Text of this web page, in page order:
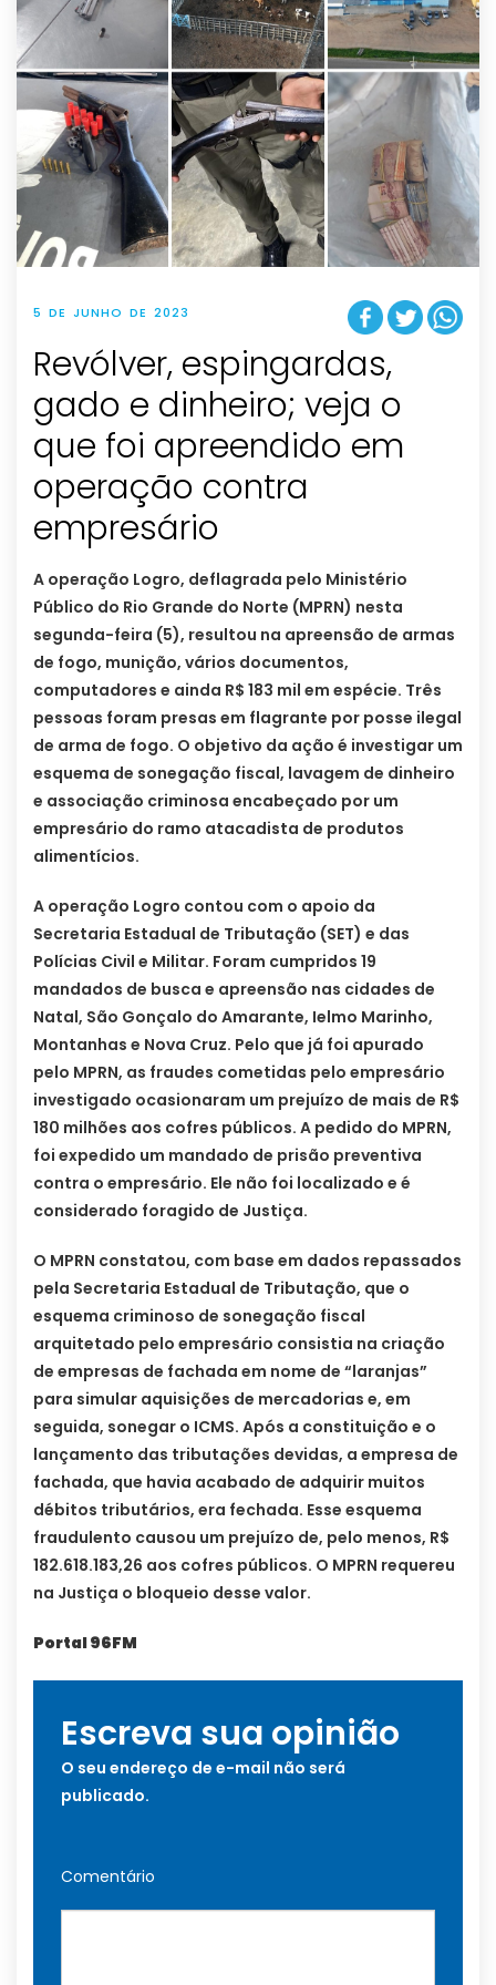
5 DE JUNHO DE 2023
Revólver, espingardas,
gado e dinheiro; veja o
que foi apreendido em
operação contra
empresário
A operação Logro, deflagrada pelo Ministério
Público do Rio Grande do Norte (MPRN) nesta
segunda-feira (5), resultou na apreensão de armas
de fogo, munição, vários documentos,
computadores e ainda R$ 183 mil em espécie. Três
pessoas foram presas em flagrante por posse ilegal
de arma de fogo. O objetivo da ação é investigar um
esquema de sonegação fiscal, lavagem de dinheiro
e associação criminosa encabeçado por um
empresário do ramo atacadista de produtos
alimentícios.
A operação Logro contou com o apoio da
Secretaria Estadual de Tributação (SET) e das
Polícias Civil e Militar. Foram cumpridos 19
mandados de busca e apreensão nas cidades de
Natal, São Gonçalo do Amarante, Ielmo Marinho,
Montanhas e Nova Cruz. Pelo que já foi apurado
pelo MPRN, as fraudes cometidas pelo empresário
investigado ocasionaram um prejuízo de mais de R$
180 milhões aos cofres públicos. A pedido do MPRN,
foi expedido um mandado de prisão preventiva
contra o empresário. Ele não foi localizado e é
considerado foragido de Justiça.
O MPRN constatou, com base em dados repassados
pela Secretaria Estadual de Tributação, que o
esquema criminoso de sonegação fiscal
arquitetado pelo empresário consistia na criação
de empresas de fachada em nome de “laranjas”
para simular aquisições de mercadorias e, em
seguida, sonegar o ICMS. Após a constituição e o
lançamento das tributações devidas, a empresa de
fachada, que havia acabado de adquirir muitos
débitos tributários, era fechada. Esse esquema
fraudulento causou um prejuízo de, pelo menos, R$
182.618.183,26 aos cofres públicos. O MPRN requereu
na Justiça o bloqueio desse valor.
Portal 96FM
Escreva sua opinião
O seu endereço de e-mail não será
publicado.
Comentário